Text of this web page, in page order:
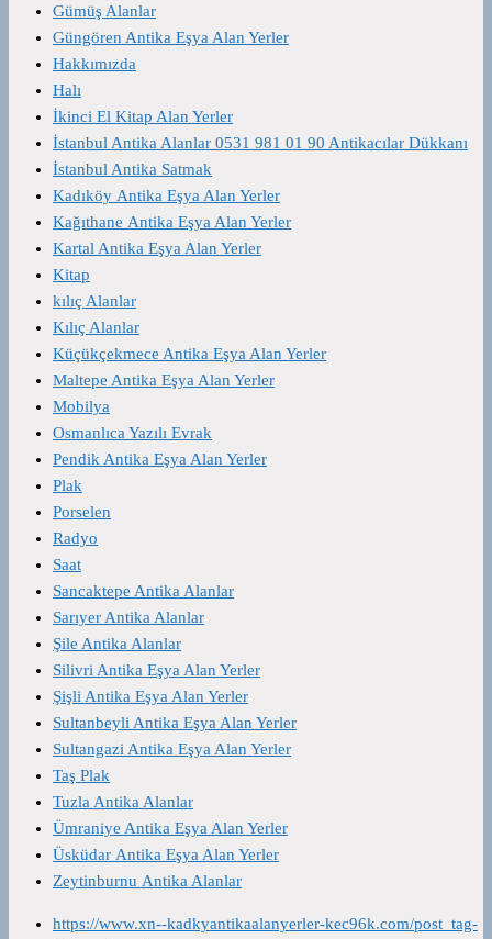
Gümüş Alanlar
Güngören Antika Eşya Alan Yerler
Hakkımızda
Halı
İkinci El Kitap Alan Yerler
İstanbul Antika Alanlar 0531 981 01 90 Antikacılar Dükkanı
İstanbul Antika Satmak
Kadıköy Antika Eşya Alan Yerler
Kağıthane Antika Eşya Alan Yerler
Kartal Antika Eşya Alan Yerler
Kitap
kılıç Alanlar
Kılıç Alanlar
Küçükçekmece Antika Eşya Alan Yerler
Maltepe Antika Eşya Alan Yerler
Mobilya
Osmanlıca Yazılı Evrak
Pendik Antika Eşya Alan Yerler
Plak
Porselen
Radyo
Saat
Sancaktepe Antika Alanlar
Sarıyer Antika Alanlar
Şile Antika Alanlar
Silivri Antika Eşya Alan Yerler
Şişli Antika Eşya Alan Yerler
Sultanbeyli Antika Eşya Alan Yerler
Sultangazi Antika Eşya Alan Yerler
Taş Plak
Tuzla Antika Alanlar
Ümraniye Antika Eşya Alan Yerler
Üsküdar Antika Eşya Alan Yerler
Zeytinburnu Antika Alanlar
https://www.xn--kadkyantikaalanyerler-kec96k.com/post_tag-